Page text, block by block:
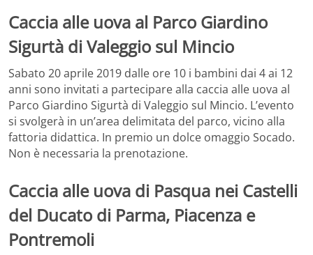
Caccia alle uova al Parco Giardino
Sigurtà di Valeggio sul Mincio
Sabato 20 aprile 2019 dalle ore 10 i bambini dai 4 ai 12
anni sono invitati a partecipare alla caccia alle uova al
Parco Giardino Sigurtà di Valeggio sul Mincio. L’evento
si svolgerà in un’area delimitata del parco, vicino alla
fattoria didattica. In premio un dolce omaggio Socado.
Non è necessaria la prenotazione.
Caccia alle uova di Pasqua nei Castelli
del Ducato di Parma, Piacenza e
Pontremoli